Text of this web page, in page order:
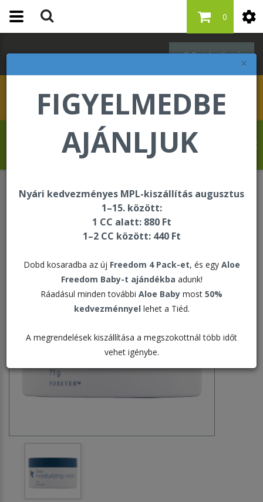
×
FIGYELMEDBE
AJÁNLJUK
Nyári kedvezményes MPL-kiszállítás augusztus
1–15. között:
1 CC alatt: 880 Ft
1–2 CC között: 440 Ft
Dobd kosaradba az új Freedom 4 Pack-et, és egy Aloe
Freedom Baby-t ajándékba adunk!
Ráadásul minden további Aloe Baby most 50%
kedvezménnyel lehet a Tiéd.
A megrendelések kiszállítása a megszokottnál több időt
vehet igénybe.
Bejelentkezés
0
Drevet Fabrice üdvözli Önt a Forever
Living internetes áruházában!
Aloe Deep Moisturizing Cream